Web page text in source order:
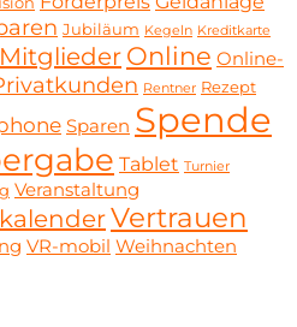
Jubiläum Kegeln Kreditkarte
Mitglieder Online Online-
Rentner Rezept
Sparen Spende
Tablet Turnier
Veranstaltung
Vertrauen
VR-mobil Weihnachten